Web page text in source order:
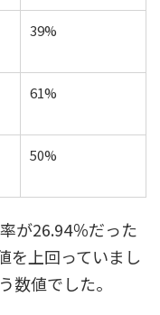
39%
61%
50%
が26.94％だった
を上回っていまし
数値でした。